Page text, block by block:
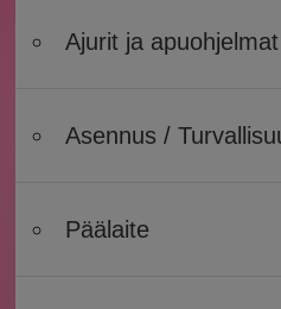
Ajurit ja apuohjelmat
Asennus /
Päälaite